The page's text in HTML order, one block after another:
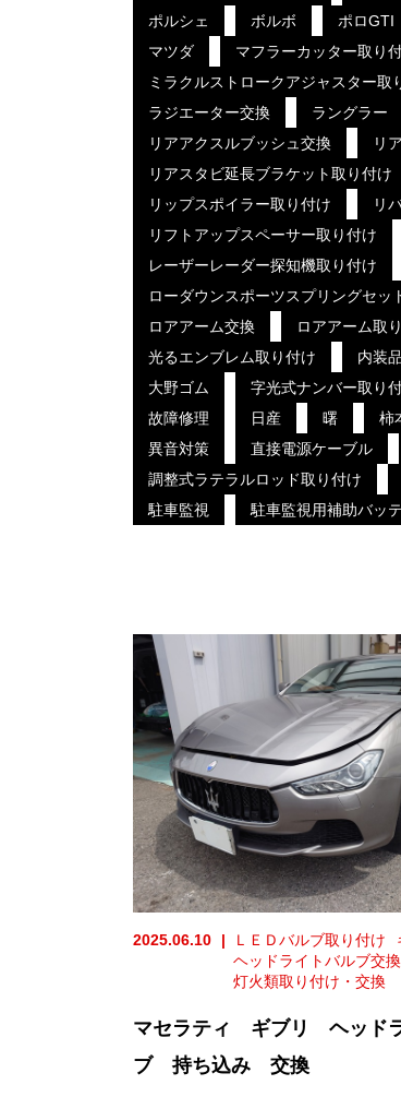
ポルシェ
ボルボ ポロGTI
マツダ
マフラーカッター取り
ミラクルストロークアジャスター取
ラジエーター交換
ラングラー
リアアクスルブッシュ交換
リ
リアスタビ延長ブラケット取り付け
リップスポイラー取り付け
リ
リフトアップスペーサー取り付け
レーザーレーダー探知機取り付け
ローダウンスポーツスプリングセッ
ロアアーム交換
ロアアーム取
光るエンブレム取り付け
内装
大野ゴム
字光式ナンバー取り
故障修理
日産 曙 柿
異音対策
直接電源ケーブル
調整式ラテラルロッド取り付け
駐車監視
駐車監視用補助バッ
2025.06.10 ＬＥＤバルブ取り付け
ヘッドライトバルブ交換
灯火類取り付け・交換
マセラティ ギブリ ヘッド
ブ 持ち込み 交換